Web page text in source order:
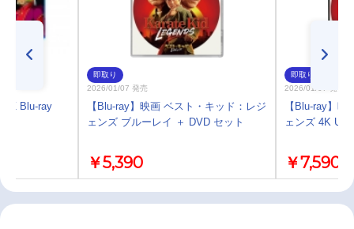
Z Blu-ray
即取り
2026/01/07 発売
【Blu-ray】映画 ベスト・キッド：レジ
ェンズ ブルーレイ ＋ DVD セット
￥5,390
即取り
2026/01/07 発売
【Blu-ray】
ェンズ 4K
￥7,590